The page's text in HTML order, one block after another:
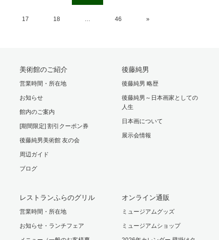
17 18 … 46 »
美術館のご紹介
営業時間・所在地
お知らせ
館内のご案内
[期間限定] 割引クーポン券
後藤純男美術館 友の会
周辺ガイド
ブログ
後藤純男
後藤純男 略歴
後藤純男～日本画家としての
人生
日本画について
展示会情報
レストランふらのグリル
営業時間・所在地
お知らせ・ランチフェア
オンライン通販
ミュージアムグッズ
ミュージアムショップ